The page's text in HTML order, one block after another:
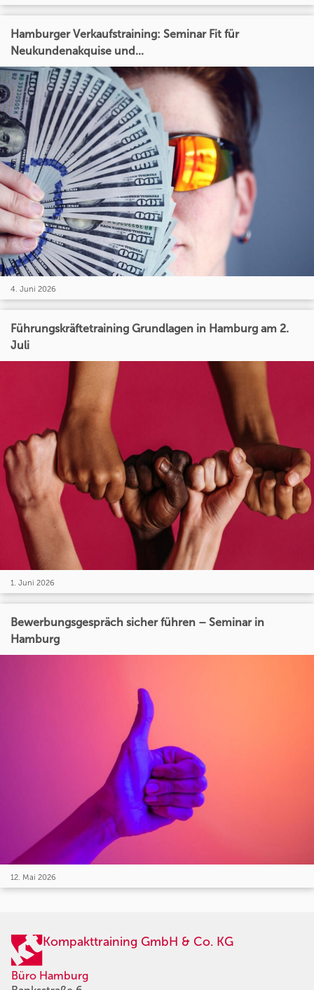
Hamburger Verkaufstraining: Seminar Fit für
Neukundenakquise und...
4. Juni 2026
Führungskräftetraining Grundlagen in Hamburg am 2.
Juli
1. Juni 2026
Bewerbungsgespräch sicher führen – Seminar in
Hamburg
12. Mai 2026
Kompakttraining GmbH & Co. KG
Büro Hamburg